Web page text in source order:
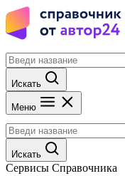
Искать
Меню
Искать
Сервисы Справочника